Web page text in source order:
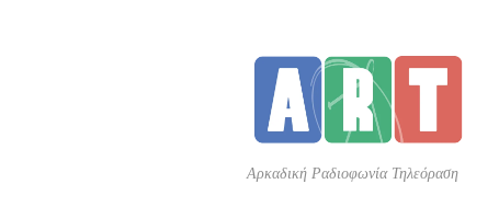
Αρκαδική Ραδιοφωνία Τηλεόραση